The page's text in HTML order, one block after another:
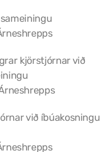
kjörstjórnar við
sameiningu
við íbúakosningu